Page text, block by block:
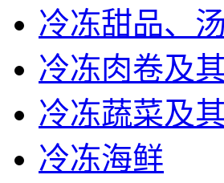
冷冻甜品、
冷冻肉卷及
冷冻蔬菜及
冷冻海鲜